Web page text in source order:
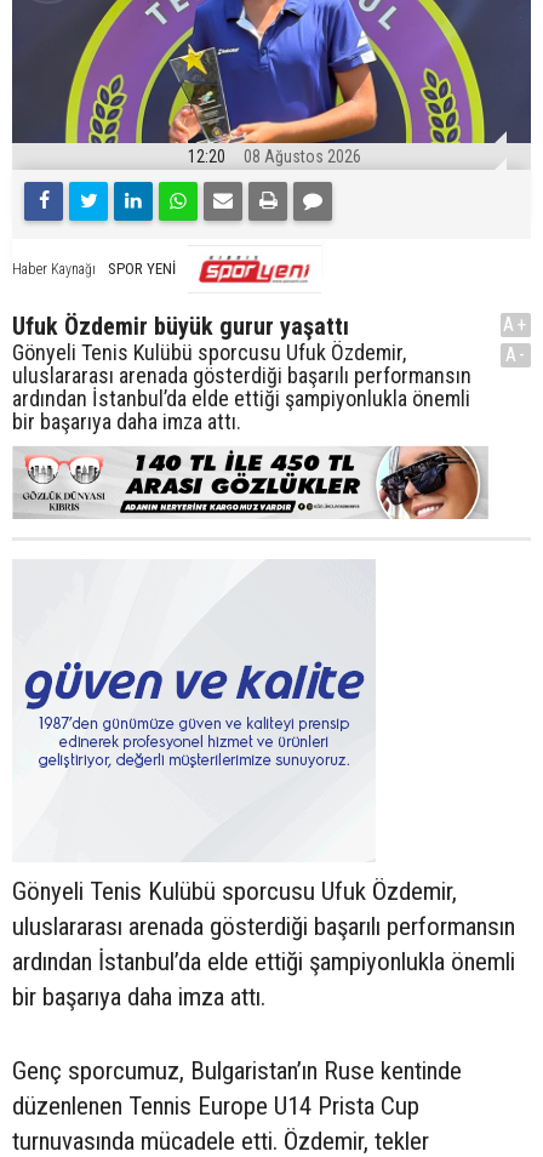
12:20 08 Ağustos 2026
Haber Kaynağı SPOR YENİ
Ufuk Özdemir büyük gurur yaşattı
Gönyeli Tenis Kulübü sporcusu Ufuk Özdemir,
uluslararası arenada gösterdiği başarılı performansın
ardından İstanbul’da elde ettiği şampiyonlukla önemli
bir başarıya daha imza attı.
A+
A-
Gönyeli Tenis Kulübü sporcusu Ufuk Özdemir,
uluslararası arenada gösterdiği başarılı performansın
ardından İstanbul’da elde ettiği şampiyonlukla önemli
bir başarıya daha imza attı.
Genç sporcumuz, Bulgaristan’ın Ruse kentinde
düzenlenen Tennis Europe U14 Prista Cup
turnuvasında mücadele etti. Özdemir, tekler